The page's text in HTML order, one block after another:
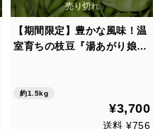
【期間限定】豊かな風味！温
室育ちの枝豆『湯あがり娘』
約1.5kg
¥3,700
送料 ¥756